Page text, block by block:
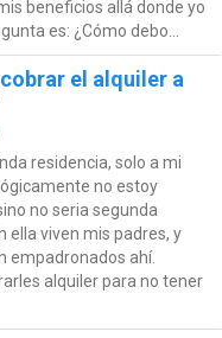
beneficios allá donde yo
es: ¿Cómo debo...
el alquiler a
residencia, solo a mi
no estoy
no seria segunda
ella viven mis padres, y
empadronados ahí.
alquiler para no tener